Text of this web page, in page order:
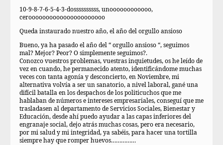
10-9-8-7-6-5-4-3-dossssssssss, unoooooooooooo,
ceroooooooooooooooooooooo
Queda instaurado nuestro año, el año del orgullo ansioso
Bueno, ya ha pasado el año del “ orgullo ansioso “, seguimos
mal? Mejor? Peor? O simplemente seguimos?.
Conozco vuestros problemas, vuestras inquietudes, os he leído de
vez en cuando, he permanecido atento, identificándome muchas
veces con tanta agonía y desconcierto, en Noviembre, mi
alternativa volvía a ser un sanatorio, a nivel laboral, gané una
difícil batalla en los despachos de los politicuchos que me
hablaban de números e intereses empresariales, conseguí que me
trasladasen al departamento de Servicios Sociales, Bienestar y
Educación, desde ahí puedo ayudar a las capas inferiores del
engranaje social, dejo atrás muchas cosas, pero era necesario,
por mi salud y mi integridad, ya sabéis, para hacer una tortilla
siempre hay que romper huevos……………